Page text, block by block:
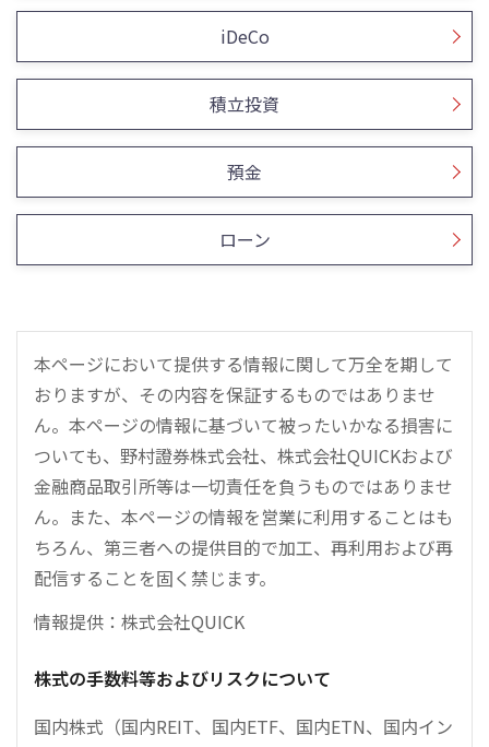
iDeCo
積立投資
預金
ローン
本ページにおいて提供する情報に関して万全を期して
おりますが、その内容を保証するものではありませ
ん。本ページの情報に基づいて被ったいかなる損害に
ついても、野村證券株式会社、株式会社QUICKおよび
金融商品取引所等は一切責任を負うものではありませ
ん。また、本ページの情報を営業に利用することはも
ちろん、第三者への提供目的で加工、再利用および再
配信することを固く禁じます。
情報提供：株式会社QUICK
株式の手数料等およびリスクについて
国内株式（国内REIT、国内ETF、国内ETN、国内イン